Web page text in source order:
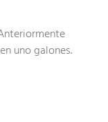
uno galones.